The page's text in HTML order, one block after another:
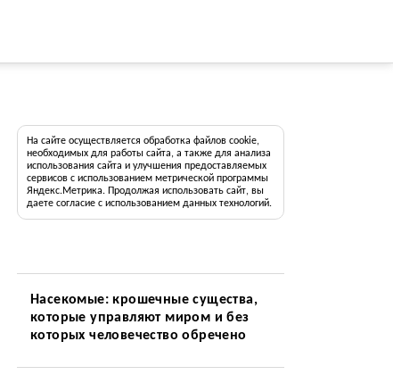
На сайте осуществляется обработка файлов cookie,
необходимых для работы сайта, а также для анализа
использования сайта и улучшения предоставляемых
сервисов с использованием метрической программы
Яндекс.Метрика. Продолжая использовать сайт, вы
даете согласие с использованием данных технологий.
Насекомые: крошечные существа,
которые управляют миром и без
которых человечество обречено